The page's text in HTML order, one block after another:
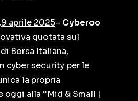
aprile 2025– Cyberoo
quotata sul
Borsa Italiana,
cyber security per le
la propria
oggi alla “Mid & Small |